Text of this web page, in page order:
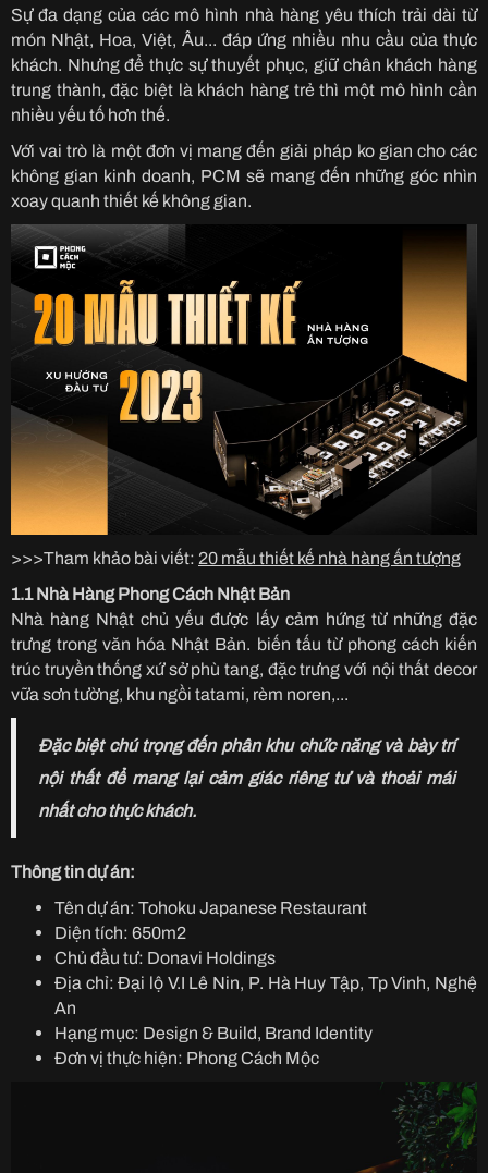
Sự đa dạng của các mô hình nhà hàng yêu thích trải dài từ
món Nhật, Hoa, Việt, Âu... đáp ứng nhiều nhu cầu của thực
khách. Nhưng để thực sự thuyết phục, giữ chân khách hàng
trung thành, đặc biệt là khách hàng trẻ thì một mô hình cần
nhiều yếu tố hơn thế.
Với vai trò là một đơn vị mang đến giải pháp ko gian cho các
không gian kinh doanh, PCM sẽ mang đến những góc nhìn
xoay quanh thiết kế không gian.
>>>Tham khảo bài viết: 20 mẫu thiết kế nhà hàng ấn tượng
1.1 Nhà Hàng Phong Cách Nhật Bản
Nhà hàng Nhật chủ yếu được lấy cảm hứng từ những đặc
trưng trong văn hóa Nhật Bản. biến tấu từ phong cách kiến
trúc truyền thống xứ sở phù tang, đặc trưng với nội thất decor
vữa sơn tường, khu ngồi tatami, rèm noren,...
Đặc biệt chú trọng đến phân khu chức năng và bày trí
nội thất để mang lại cảm giác riêng tư và thoải mái
nhất cho thực khách.
Thông tin dự án:
Tên dự án: Tohoku Japanese Restaurant
Diện tích: 650m2
Chủ đầu tư: Donavi Holdings
Địa chỉ: Đại lộ V.I Lê Nin, P. Hà Huy Tập, Tp Vinh, Nghệ
An
Hạng mục: Design & Build, Brand Identity
Đơn vị thực hiện: Phong Cách Mộc